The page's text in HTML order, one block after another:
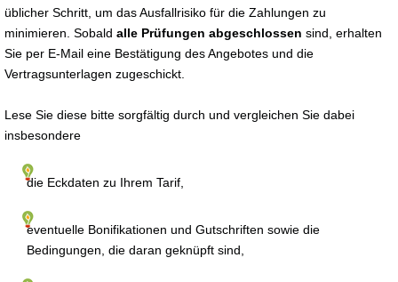
üblicher Schritt, um das Ausfallrisiko für die Zahlungen zu
minimieren. Sobald alle Prüfungen abgeschlossen sind, erhalten
Sie per E-Mail eine Bestätigung des Angebotes und die
Vertragsunterlagen zugeschickt.
Lese Sie diese bitte sorgfältig durch und vergleichen Sie dabei
insbesondere
die Eckdaten zu Ihrem Tarif,
eventuelle Bonifikationen und Gutschriften sowie die
Bedingungen, die daran geknüpft sind,